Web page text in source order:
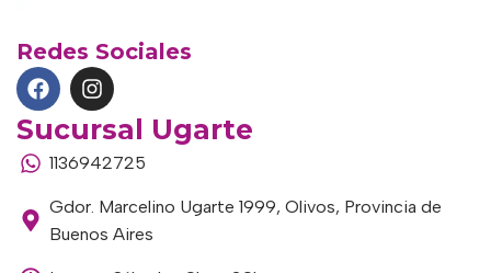
Redes Sociales
Sucursal Ugarte
1136942725
Gdor. Marcelino Ugarte 1999, Olivos, Provincia de
Buenos Aires